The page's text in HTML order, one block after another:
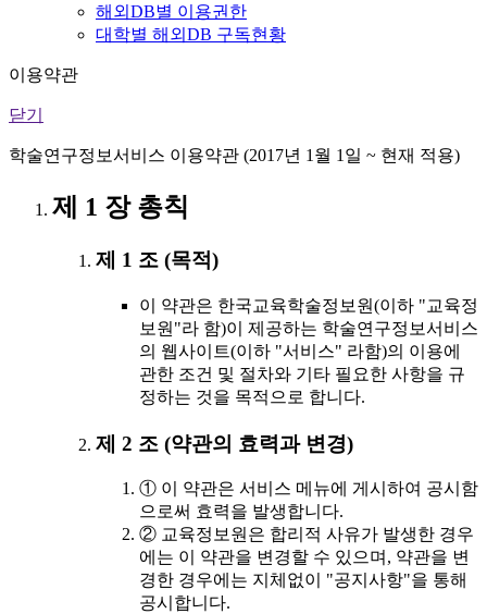
해외DB별 이용권한
대학별 해외DB 구독현황
이용약관
닫기
학술연구정보서비스 이용약관 (2017년 1월 1일 ~ 현재 적용)
제 1 장 총칙
제 1 조 (목적)
이 약관은 한국교육학술정보원(이하 "교육정
보원"라 함)이 제공하는 학술연구정보서비스
의 웹사이트(이하 "서비스" 라함)의 이용에
관한 조건 및 절차와 기타 필요한 사항을 규
정하는 것을 목적으로 합니다.
제 2 조 (약관의 효력과 변경)
① 이 약관은 서비스 메뉴에 게시하여 공시함
으로써 효력을 발생합니다.
② 교육정보원은 합리적 사유가 발생한 경우
에는 이 약관을 변경할 수 있으며, 약관을 변
경한 경우에는 지체없이 "공지사항"을 통해
공시합니다.